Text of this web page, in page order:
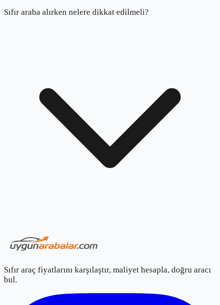
Sıfır araba alırken nelere dikkat edilmeli?
Sıfır araç fiyatlarını karşılaştır, maliyet hesapla, doğru aracı
bul.